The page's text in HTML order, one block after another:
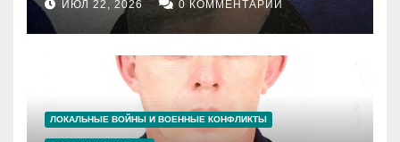
ИЮЛ 22, 2026 0 КОММЕНТАРИИ
ЛОКАЛЬНЫЕ ВОЙНЫ И ВОЕННЫЕ КОНФЛИКТЫ